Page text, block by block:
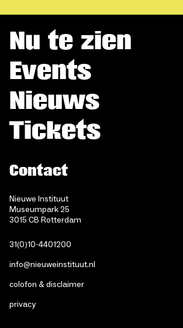
Nu te zien
Events
Nieuws
Tickets
Contact
Nieuwe Instituut
Museumpark 25
3015 CB Rotterdam
31(0)10-4401200
info@nieuweinstituut.nl
colofon & disclaimer
privacy